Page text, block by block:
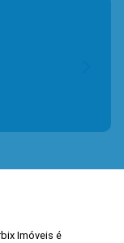
Imóveis é